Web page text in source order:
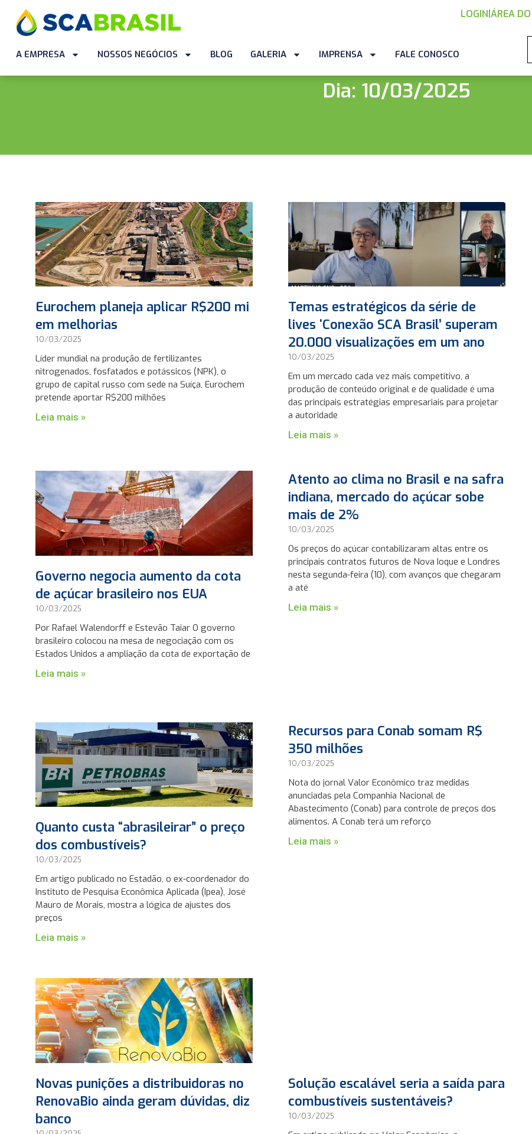
LOGIN |ÁREA
A EMPRESA NOSSOS NEGÓCIOS BLOG GALERIA IMPRENSA FALE CONOSCO
Dia: 10/03/2025
Eurochem planeja aplicar R$200 mi
em melhorias
10/03/2025
Líder mundial na produção de fertilizantes
nitrogenados, fosfatados e potássicos (NPK), o
grupo de capital russo com sede na Suíça, Eurochem
pretende aportar R$200 milhões
Leia mais »
Temas estratégicos da série de
lives ‘Conexão SCA Brasil’ superam
20.000 visualizações em um ano
10/03/2025
Em um mercado cada vez mais competitivo, a
produção de conteúdo original e de qualidade é uma
das principais estratégias empresariais para projetar
a autoridade
Leia mais »
Governo negocia aumento da cota
de açúcar brasileiro nos EUA
10/03/2025
Por Rafael Walendorff e Estevão Taiar O governo
brasileiro colocou na mesa de negociação com os
Estados Unidos a ampliação da cota de exportação de
Leia mais »
Atento ao clima no Brasil e na safra
indiana, mercado do açúcar sobe
mais de 2%
10/03/2025
Os preços do açúcar contabilizaram altas entre os
principais contratos futuros de Nova Ioque e Londres
nesta segunda-feira (10), com avanços que chegaram
a até
Leia mais »
Quanto custa “abrasileirar” o preço
dos combustíveis?
10/03/2025
Em artigo publicado no Estadão, o ex-coordenador do
Instituto de Pesquisa Econômica Aplicada (Ipea), José
Mauro de Morais, mostra a lógica de ajustes dos
preços
Leia mais »
Recursos para Conab somam R$
350 milhões
10/03/2025
Nota do jornal Valor Econômico traz medidas
anunciadas pela Companhia Nacional de
Abastecimento (Conab) para controle de preços dos
alimentos. A Conab terá um reforço
Leia mais »
Novas punições a distribuidoras no
RenovaBio ainda geram dúvidas, diz
banco
Solução escalável seria a saída para
combustíveis sustentáveis?
10/03/2025